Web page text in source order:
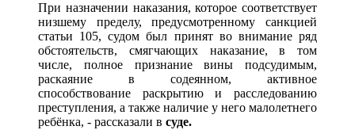
При назначении наказания, которое соответствует
низшему пределу, предусмотренному санкцией
статьи 105, судом был принят во внимание ряд
обстоятельств, смягчающих наказание, в том
числе, полное признание вины подсудимым,
раскаяние в содеянном, активное
способствование раскрытию и расследованию
преступления, а также наличие у него малолетнего
ребёнка, - рассказали в суде.